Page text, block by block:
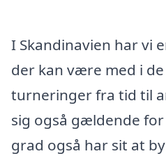
I Skandinavien har vi
der kan være med i
turneringer fra tid til
sig også gældende
grad også har sit at